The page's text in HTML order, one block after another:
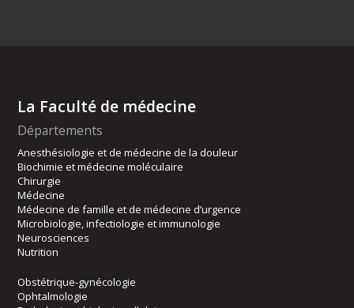
La Faculté de médecine
Départements
Anesthésiologie et de médecine de la douleur
Biochimie et médecine moléculaire
Chirurgie
Médecine
Médecine de famille et de médecine d’urgence
Microbiologie, infectiologie et immunologie
Neurosciences
Nutrition
Obstétrique-gynécologie
Ophtalmologie